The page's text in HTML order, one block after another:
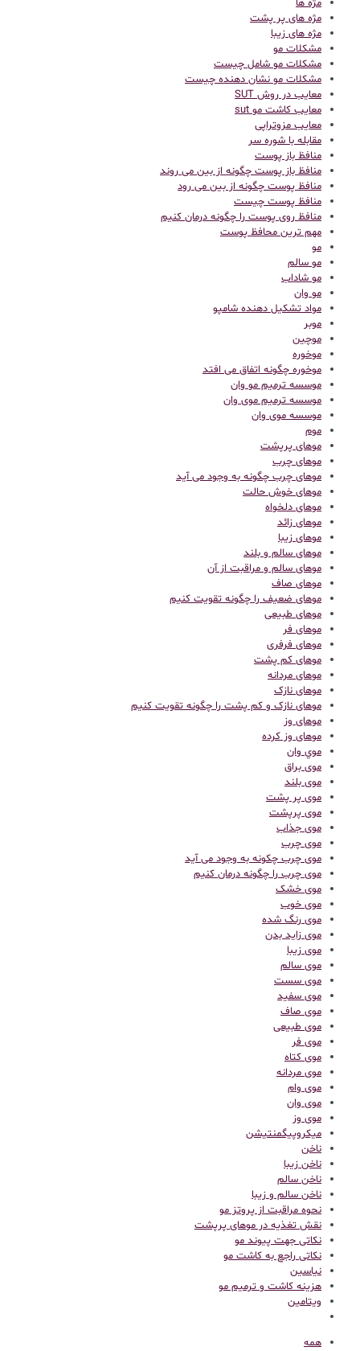
مژه ها
مژه های پر پشت
مژه های زیبا
مشکلات مو
مشکلات مو شامل چیست
مشکلات مو نشان دهنده چیست
معایب در روش SUT
معایب کاشت مو sut
معایب مزوتراپی
مقابله با شوره سر
منافظ باز پوست
منافظ باز پوست چگونه از بین می روند
منافظ پوست چگونه از بین می رود
منافظ پوست چیست
منافظ روی پوست را چگونه درمان کنیم
مهم ترین محافظ پوست
مو
مو سالم
مو شاداب
مو وان
مواد تشکیل دهنده شامپو
موبر
موچین
موخوره
موخوره چگونه اتفاق می افتد
موسسه ترمیم مو وان
موسسه ترمیم موی وان
موسسه موی وان
موم
موهای پرپشت
موهای چرب
موهای چرب چگونه به وجود می آید
موهای خوش حالت
موهای دلخواه
موهای زائد
موهای زیبا
موهای سالم و بلند
موهای سالم و مراقبت از آن
موهای صاف
موهای ضعیف را چگونه تقویت کنیم
موهای طبیعی
موهای فر
موهای فرفری
موهای کم پشت
موهای مردانه
موهای نازک
موهای نازک و کم پشت را چگونه تقویت کنیم
موهای وز
موهای وز کرده
موي وان
موی براق
موی بلند
موی پر پشت
موی پرپشت
موی جذاب
موی چرب
موی چرب چکونه به وجود می آید
موی چرب را چگونه درمان کنیم
موی خشک
موی خوب
موی رنگ شده
موی زاید بدن
موی زیبا
موی سالم
موی سست
موی سفید
موی صاف
موی طبیعی
موی فر
موی کتاه
موی مردانه
موی وام
موی وان
موی وز
میکروپیگمنتیشن
ناخن
ناخن زیبا
ناخن سالم
ناخن سالم و زیبا
نحوه مراقبت از پروتز مو
نقش تغذیه در موهای پرپشت
نکاتی جهت پیوند مو
نکاتی راجع به کاشت مو
نیاسین
هزینه کاشت و ترمیم مو
ویتامین
همه